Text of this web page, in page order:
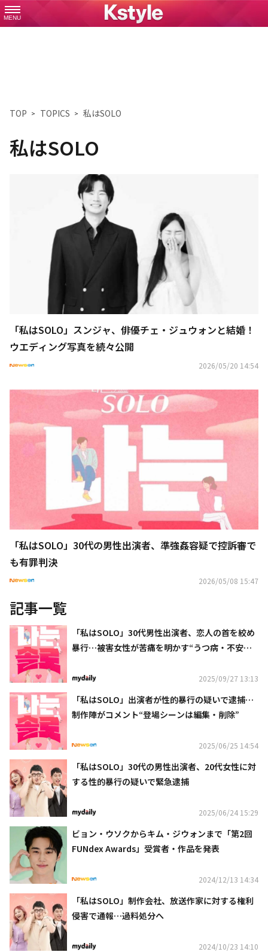
MENU
TOP TOPICS 私はSOLO
私はSOLO
「私はSOLO」スンジャ、俳優チェ・ジュウォンと結婚！
ウエディング写真を続々公開
2026/05/20 14:54
「私はSOLO」30代の男性出演者、準強姦容疑で控訴審で
も有罪判決
2026/05/08 15:47
記事一覧
「私はSOLO」30代男性出演者、恋人の首を絞め
暴行…被害女性が苦痛を明かす“うつ病・不安障
2025/09/27 13:13
「私はSOLO」出演者が性的暴行の疑いで逮捕…
制作陣がコメント“登場シーンは編集・削除”
2025/06/25 14:54
「私はSOLO」30代の男性出演者、20代女性に対
する性的暴行の疑いで緊急逮捕
2025/06/24 15:29
ビョン・ウソクからキム・ジウォンまで「第2回
FUNdex Awards」受賞者・作品を発表
2024/12/13 14:34
「私はSOLO」制作会社、放送作家に対する権利
侵害で通報…過料処分へ
2024/10/23 14:10